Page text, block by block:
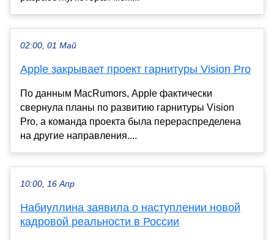
02:00, 01 Май
Apple закрывает проект гарнитуры Vision Pro
По данным MacRumors, Apple фактически
свернула планы по развитию гарнитуры Vision
Pro, а команда проекта была перераспределена
на другие направления....
10:00, 16 Апр
Набиуллина заявила о наступлении новой
кадровой реальности в России